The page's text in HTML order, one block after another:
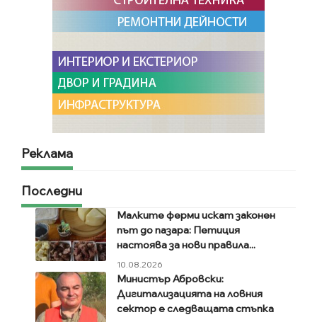
Реклама
Последни
Малките ферми искат законен
път до пазара: Петиция
настоява за нови правила...
10.08.2026
Министър Абровски:
Дигитализацията на ловния
сектор е следващата стъпка